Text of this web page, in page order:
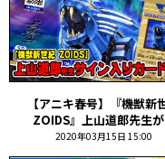
【アニキ春号】『機獣新
ZOIDS』上山道郎先生
2020年03月15日 15:00